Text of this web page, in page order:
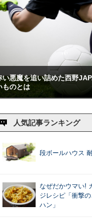
い悪魔を追い詰めた西野
ものとは
人気記事ランキング
段ボールハウス
なぜだかウマい!
ジレシピ「衝撃
ハン」